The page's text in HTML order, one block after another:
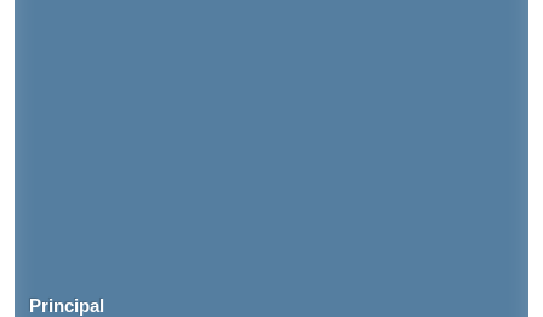
Principal